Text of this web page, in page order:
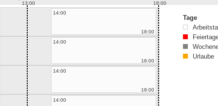
13:00
18:00
14:00
18:00
14:00
18:00
14:00
18:00
14:00
Tage
Urlaube